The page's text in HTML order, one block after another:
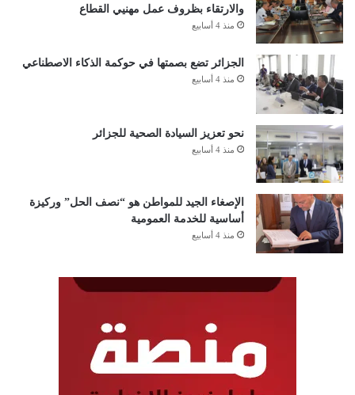
والارتقاء بظروف عمل مهنيي القطاع
منذ 4 أسابيع
الجزائر تضع بصمتها في حوكمة الذكاء الاصطناعي
منذ 4 أسابيع
نحو تعزيز السيادة الصحية للجزائر
منذ 4 أسابيع
الإصغاء الجيد للمواطن هو “نصف الحل” وركيزة
أساسية للخدمة العمومية
منذ 4 أسابيع